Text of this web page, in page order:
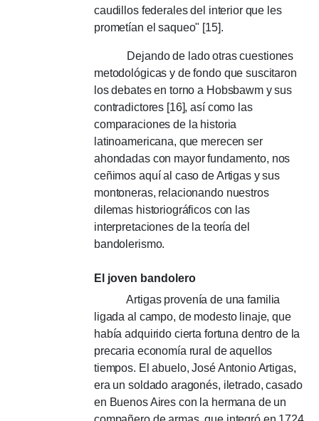
caudillos federales del interior que les
prometían el saqueo" [15].
Dejando de lado otras cuestiones
metodológicas y de fondo que suscitaron
los debates en torno a Hobsbawm y sus
contradictores [16], así como las
comparaciones de la historia
latinoamericana, que merecen ser
ahondadas con mayor fundamento, nos
ceñimos aquí al caso de Artigas y sus
montoneras, relacionando nuestros
dilemas historiográficos con las
interpretaciones de la teoría del
bandolerismo.
El joven bandolero
Artigas provenía de una familia
ligada al campo, de modesto linaje, que
había adquirido cierta fortuna dentro de la
precaria economía rural de aquellos
tiempos. El abuelo, José Antonio Artigas,
era un soldado aragonés, iletrado, casado
en Buenos Aires con la hermana de un